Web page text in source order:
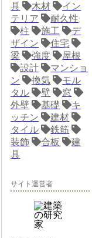
具
木材
イン
テリア
耐久性
柱
施工
デ
ザイン
住宅
梁
強度
屋根
設計
マンショ
ン
換気
モル
タル
壁
窓
外壁
基礎
キ
ッチン
建材
タイル
鉄筋
装飾
合板
建
具
サイト運営者